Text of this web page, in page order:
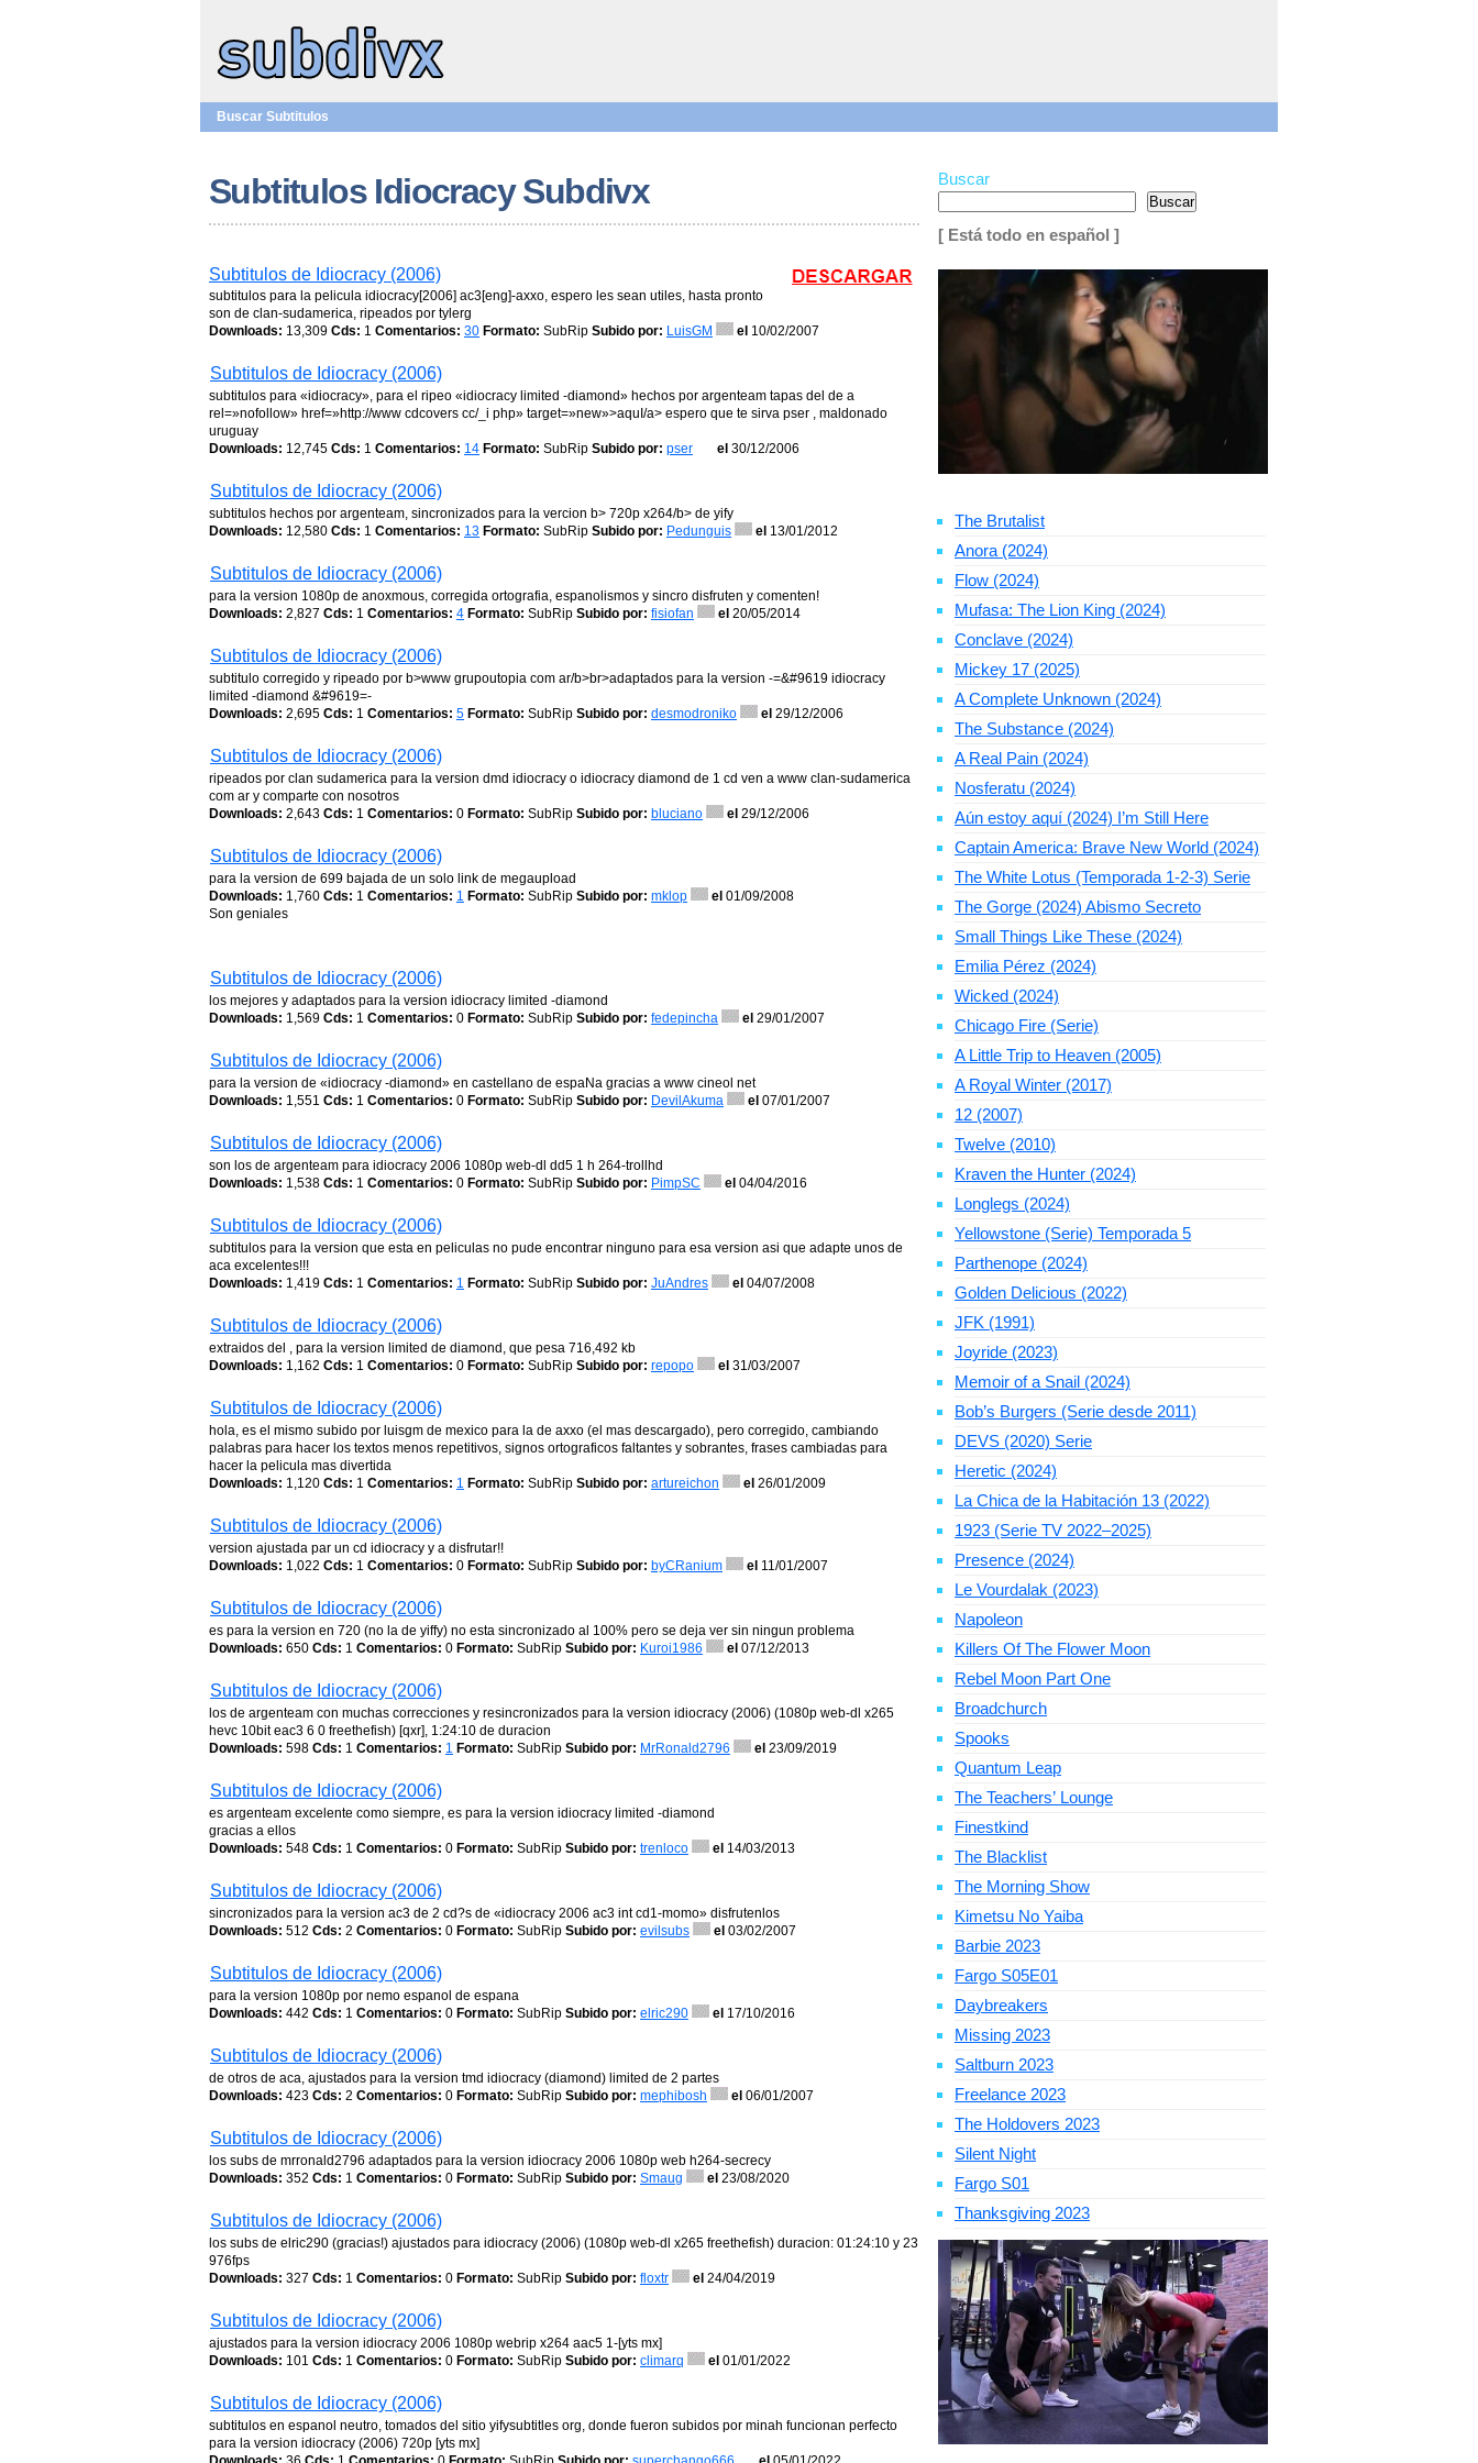
Buscar Subtitulos
Subtitulos Idiocracy Subdivx
Subtitulos de Idiocracy (2006)
subtitulos para la pelicula idiocracy[2006] ac3[eng]-axxo, espero les sean utiles, hasta pronto
son de clan-sudamerica, ripeados por tylerg
Downloads: 13,309 Cds: 1 Comentarios: 30 Formato: SubRip Subido por: LuisGM el 10/02/2007
Subtitulos de Idiocracy (2006)
subtitulos para «idiocracy», para el ripeo «idiocracy limited -diamond» hechos por argenteam tapas del de a
rel=»nofollow» href=»http://www cdcovers cc/_i php» target=»new»>aquI/a> espero que te sirva pser , maldonado
uruguay
Downloads: 12,745 Cds: 1 Comentarios: 14 Formato: SubRip Subido por: pser el 30/12/2006
Subtitulos de Idiocracy (2006)
subtitulos hechos por argenteam, sincronizados para la vercion b> 720p x264/b> de yify
Downloads: 12,580 Cds: 1 Comentarios: 13 Formato: SubRip Subido por: Pedunguis el 13/01/2012
Subtitulos de Idiocracy (2006)
para la version 1080p de anoxmous, corregida ortografia, espanolismos y sincro disfruten y comenten!
Downloads: 2,827 Cds: 1 Comentarios: 4 Formato: SubRip Subido por: fisiofan el 20/05/2014
Subtitulos de Idiocracy (2006)
subtitulo corregido y ripeado por b>www grupoutopia com ar/b>br>adaptados para la version -=&#9619 idiocracy
limited -diamond &#9619=-
Downloads: 2,695 Cds: 1 Comentarios: 5 Formato: SubRip Subido por: desmodroniko el 29/12/2006
Subtitulos de Idiocracy (2006)
ripeados por clan sudamerica para la version dmd idiocracy o idiocracy diamond de 1 cd ven a www clan-sudamerica
com ar y comparte con nosotros
Downloads: 2,643 Cds: 1 Comentarios: 0 Formato: SubRip Subido por: bluciano el 29/12/2006
Subtitulos de Idiocracy (2006)
para la version de 699 bajada de un solo link de megaupload
Downloads: 1,760 Cds: 1 Comentarios: 1 Formato: SubRip Subido por: mklop el 01/09/2008
Son geniales
Subtitulos de Idiocracy (2006)
los mejores y adaptados para la version idiocracy limited -diamond
Downloads: 1,569 Cds: 1 Comentarios: 0 Formato: SubRip Subido por: fedepincha el 29/01/2007
Subtitulos de Idiocracy (2006)
para la version de «idiocracy -diamond» en castellano de espaNa gracias a www cineol net
Downloads: 1,551 Cds: 1 Comentarios: 0 Formato: SubRip Subido por: DevilAkuma el 07/01/2007
Subtitulos de Idiocracy (2006)
son los de argenteam para idiocracy 2006 1080p web-dl dd5 1 h 264-trollhd
Downloads: 1,538 Cds: 1 Comentarios: 0 Formato: SubRip Subido por: PimpSC el 04/04/2016
Subtitulos de Idiocracy (2006)
subtitulos para la version que esta en peliculas no pude encontrar ninguno para esa version asi que adapte unos de
aca excelentes!!!
Downloads: 1,419 Cds: 1 Comentarios: 1 Formato: SubRip Subido por: JuAndres el 04/07/2008
Subtitulos de Idiocracy (2006)
extraidos del , para la version limited de diamond, que pesa 716,492 kb
Downloads: 1,162 Cds: 1 Comentarios: 0 Formato: SubRip Subido por: repopo el 31/03/2007
Subtitulos de Idiocracy (2006)
hola, es el mismo subido por luisgm de mexico para la de axxo (el mas descargado), pero corregido, cambiando
palabras para hacer los textos menos repetitivos, signos ortograficos faltantes y sobrantes, frases cambiadas para
hacer la pelicula mas divertida
Downloads: 1,120 Cds: 1 Comentarios: 1 Formato: SubRip Subido por: artureichon el 26/01/2009
Subtitulos de Idiocracy (2006)
version ajustada par un cd idiocracy y a disfrutar!!
Downloads: 1,022 Cds: 1 Comentarios: 0 Formato: SubRip Subido por: byCRanium el 11/01/2007
Subtitulos de Idiocracy (2006)
es para la version en 720 (no la de yiffy) no esta sincronizado al 100% pero se deja ver sin ningun problema
Downloads: 650 Cds: 1 Comentarios: 0 Formato: SubRip Subido por: Kuroi1986 el 07/12/2013
Subtitulos de Idiocracy (2006)
los de argenteam con muchas correcciones y resincronizados para la version idiocracy (2006) (1080p web-dl x265
hevc 10bit eac3 6 0 freethefish) [qxr], 1:24:10 de duracion
Downloads: 598 Cds: 1 Comentarios: 1 Formato: SubRip Subido por: MrRonald2796 el 23/09/2019
Subtitulos de Idiocracy (2006)
es argenteam excelente como siempre, es para la version idiocracy limited -diamond
gracias a ellos
Downloads: 548 Cds: 1 Comentarios: 0 Formato: SubRip Subido por: trenloco el 14/03/2013
Subtitulos de Idiocracy (2006)
sincronizados para la version ac3 de 2 cd?s de «idiocracy 2006 ac3 int cd1-momo» disfrutenlos
Downloads: 512 Cds: 2 Comentarios: 0 Formato: SubRip Subido por: evilsubs el 03/02/2007
Subtitulos de Idiocracy (2006)
para la version 1080p por nemo espanol de espana
Downloads: 442 Cds: 1 Comentarios: 0 Formato: SubRip Subido por: elric290 el 17/10/2016
Subtitulos de Idiocracy (2006)
de otros de aca, ajustados para la version tmd idiocracy (diamond) limited de 2 partes
Downloads: 423 Cds: 2 Comentarios: 0 Formato: SubRip Subido por: mephibosh el 06/01/2007
Subtitulos de Idiocracy (2006)
los subs de mrronald2796 adaptados para la version idiocracy 2006 1080p web h264-secrecy
Downloads: 352 Cds: 1 Comentarios: 0 Formato: SubRip Subido por: Smaug el 23/08/2020
Subtitulos de Idiocracy (2006)
los subs de elric290 (gracias!) ajustados para idiocracy (2006) (1080p web-dl x265 freethefish) duracion: 01:24:10 y 23
976fps
Downloads: 327 Cds: 1 Comentarios: 0 Formato: SubRip Subido por: floxtr el 24/04/2019
Subtitulos de Idiocracy (2006)
ajustados para la version idiocracy 2006 1080p webrip x264 aac5 1-[yts mx]
Downloads: 101 Cds: 1 Comentarios: 0 Formato: SubRip Subido por: climarq el 01/01/2022
Subtitulos de Idiocracy (2006)
subtitulos en espanol neutro, tomados del sitio yifysubtitles org, donde fueron subidos por minah funcionan perfecto
para la version idiocracy (2006) 720p [yts mx]
Buscar
Buscar
[ Está todo en español ]
The Brutalist
Anora (2024)
Flow (2024)
Mufasa: The Lion King (2024)
Conclave (2024)
Mickey 17 (2025)
A Complete Unknown (2024)
The Substance (2024)
A Real Pain (2024)
Nosferatu (2024)
Aún estoy aquí (2024) I’m Still Here
Captain America: Brave New World (2024)
The White Lotus (Temporada 1-2-3) Serie
The Gorge (2024) Abismo Secreto
Small Things Like These (2024)
Emilia Pérez (2024)
Wicked (2024)
Chicago Fire (Serie)
A Little Trip to Heaven (2005)
A Royal Winter (2017)
12 (2007)
Twelve (2010)
Kraven the Hunter (2024)
Longlegs (2024)
Yellowstone (Serie) Temporada 5
Parthenope (2024)
Golden Delicious (2022)
JFK (1991)
Joyride (2023)
Memoir of a Snail (2024)
Bob’s Burgers (Serie desde 2011)
DEVS (2020) Serie
Heretic (2024)
La Chica de la Habitación 13 (2022)
1923 (Serie TV 2022–2025)
Presence (2024)
Le Vourdalak (2023)
Napoleon
Killers Of The Flower Moon
Rebel Moon Part One
Broadchurch
Spooks
Quantum Leap
The Teachers’ Lounge
Finestkind
The Blacklist
The Morning Show
Kimetsu No Yaiba
Barbie 2023
Fargo S05E01
Daybreakers
Missing 2023
Saltburn 2023
Freelance 2023
The Holdovers 2023
Silent Night
Fargo S01
Thanksgiving 2023